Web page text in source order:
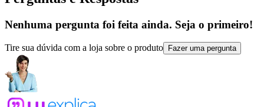
Nenhuma pergunta foi feita ainda. Seja o primeiro!
Tire sua dúvida com a loja sobre o produto Fazer uma pergunta